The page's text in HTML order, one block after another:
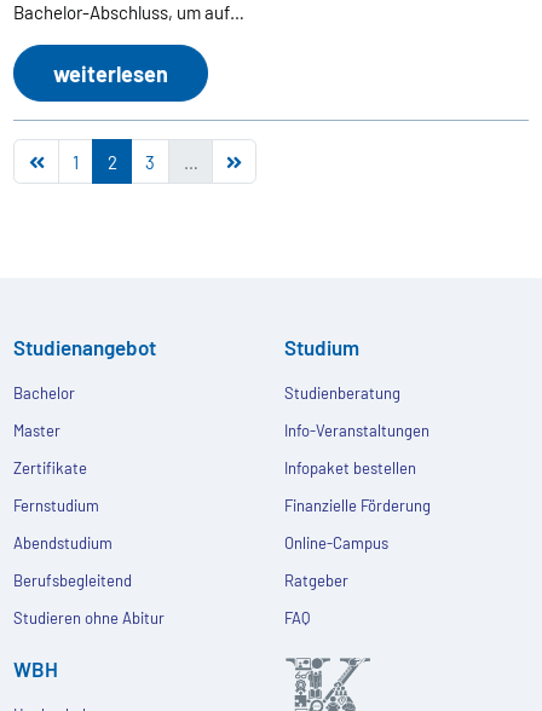
Bachelor-Abschluss, um auf…
weiterlesen
1 2 3 …
Studienangebot
Bachelor
Master
Zertifikate
Fernstudium
Abendstudium
Berufsbegleitend
Studieren ohne Abitur
Studium
Studienberatung
Info-Veranstaltungen
Infopaket bestellen
Finanzielle Förderung
Online-Campus
Ratgeber
FAQ
WBH